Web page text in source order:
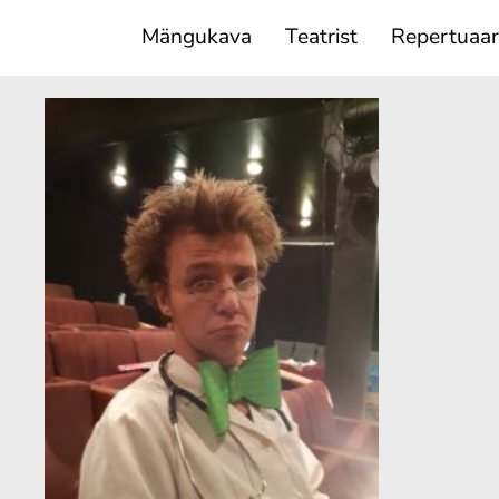
Mängukava Teatrist Repertuaar